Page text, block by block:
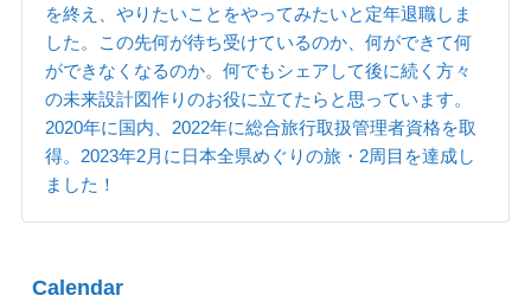
を終え、やりたいことをやってみたいと定年退職しま
した。この先何が待ち受けているのか、何ができて何
ができなくなるのか。何でもシェアして後に続く方々
の未来設計図作りのお役に立てたらと思っています。
2020年に国内、2022年に総合旅行取扱管理者資格を取
得。2023年2月に日本全県めぐりの旅・2周目を達成し
ました！
Calendar